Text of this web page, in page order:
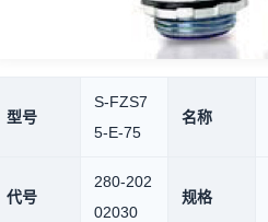
型号
S-FZS7
5-E-75
名称
代号
280-202
02030
规格